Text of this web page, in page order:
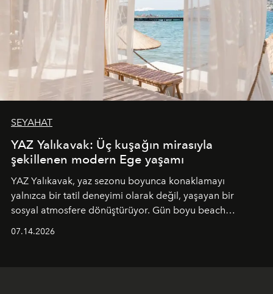
SEYAHAT
YAZ Yalıkavak: Üç kuşağın mirasıyla
şekillenen modern Ege yaşamı
YAZ Yalıkavak, yaz sezonu boyunca konaklamayı
yalnızca bir tatil deneyimi olarak değil, yaşayan bir
sosyal atmosfere dönüştürüyor. Gün boyu beach
07.14.2026